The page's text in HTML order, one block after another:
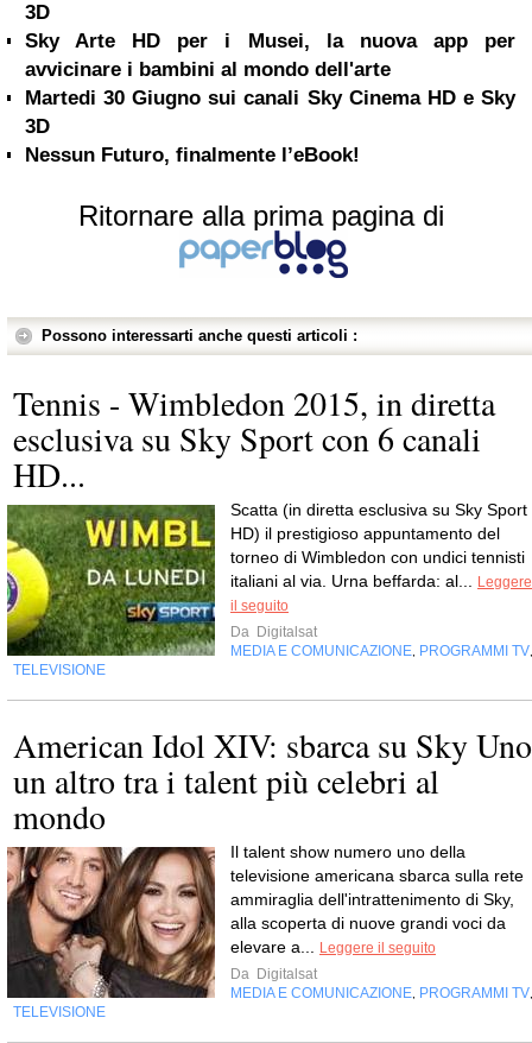
3D
Sky Arte HD per i Musei, la nuova app per
avvicinare i bambini al mondo dell'arte
Martedi 30 Giugno sui canali Sky Cinema HD e Sky
3D
Nessun Futuro, finalmente l’eBook!
Ritornare alla prima pagina di
Possono interessarti anche questi articoli :
Tennis - Wimbledon 2015, in diretta
esclusiva su Sky Sport con 6 canali
HD...
Scatta (in diretta esclusiva su Sky Sport
HD) il prestigioso appuntamento del
torneo di Wimbledon con undici tennisti
italiani al via. Urna beffarda: al...
Leggere
il seguito
Da Digitalsat
MEDIA E COMUNICAZIONE PROGRAMMI TV
TELEVISIONE
American Idol XIV: sbarca su Sky Uno
un altro tra i talent più celebri al
mondo
Il talent show numero uno della
televisione americana sbarca sulla rete
ammiraglia dell'intrattenimento di Sky,
alla scoperta di nuove grandi voci da
elevare a...
Leggere il seguito
Da Digitalsat
MEDIA E COMUNICAZIONE PROGRAMMI TV
TELEVISIONE